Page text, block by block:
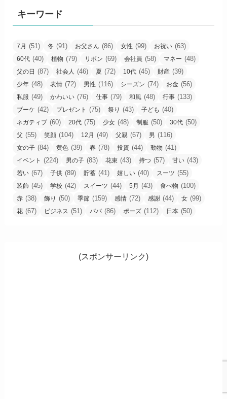
キーワード
7月 (51) 冬 (91) お父さん (86) 女性 (99) お祝い (63)
60代 (40) 植物 (79) リボン (69) 会社員 (58) マネー (48)
父の日 (87) 社会人 (46) 夏 (72) 10代 (45) 財産 (39)
少年 (48) 表情 (72) 男性 (116) シーズン (74) お金 (56)
私服 (49) かわいい (76) 仕事 (79) 和風 (48) 行事 (133)
ブーケ (42) プレゼント (75) 祭り (43) 子ども (40)
ネガティブ (60) 20代 (75) 少女 (48) 制服 (50) 30代 (50)
父 (55) 笑顔 (104) 12月 (49) 父親 (67) 男 (116)
女の子 (84) 黄色 (39) 春 (78) 投資 (44) 動物 (41)
イベント (224) 男の子 (83) 花束 (43) 持つ (57) 甘い (43)
若い (67) 子供 (89) 貯蓄 (41) 嬉しい (40) スーツ (55)
装飾 (45) 学校 (42) スイーツ (44) 5月 (43) 食べ物 (100)
赤 (38) 飾り (50) 季節 (159) 感情 (72) 感謝 (44) 女 (99)
花 (67) ビジネス (51) パパ (86) ポーズ (112) 日本 (50)
(スポンサーリンク)